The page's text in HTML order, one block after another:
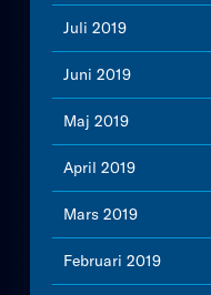
Juli 2019
Juni 2019
Maj 2019
April 2019
Mars 2019
Februari 2019